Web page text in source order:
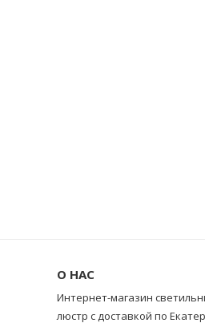
О НАС
Интернет-магазин
люстр с доставкой по